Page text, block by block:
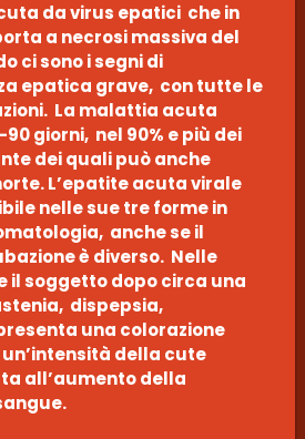
da virus epatici che in
a necrosi massiva del
ci sono i segni di
epatica grave, con tutte le
La malattia acuta
giorni, nel 90% e più dei
dei quali può anche
L’epatite acuta virale
nelle sue tre forme in
anche se il
è diverso. Nelle
il soggetto dopo circa una
dispepsia,
una colorazione
della cute
all’aumento della